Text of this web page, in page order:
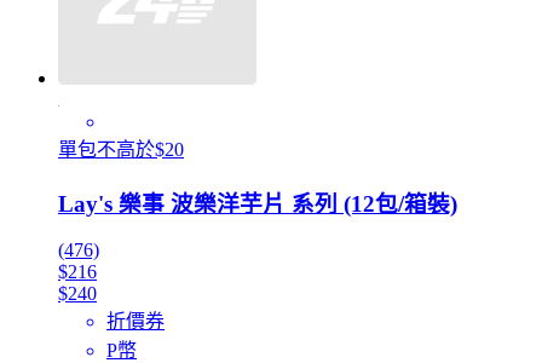
單包不高於$20
Lay's 樂事 波樂洋芋片 系列 (12包/箱裝)
(476)
$216
$240
折價券
P幣